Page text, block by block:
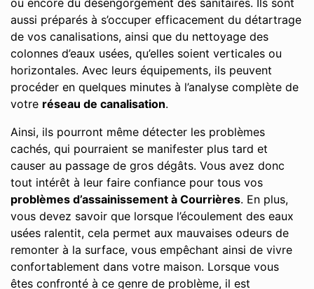
ou encore du désengorgement des sanitaires. Ils sont
aussi préparés à s’occuper efficacement du détartrage
de vos canalisations, ainsi que du nettoyage des
colonnes d’eaux usées, qu’elles soient verticales ou
horizontales. Avec leurs équipements, ils peuvent
procéder en quelques minutes à l’analyse complète de
votre réseau de canalisation.
Ainsi, ils pourront même détecter les problèmes
cachés, qui pourraient se manifester plus tard et
causer au passage de gros dégâts. Vous avez donc
tout intérêt à leur faire confiance pour tous vos
problèmes d’assainissement à Courrières. En plus,
vous devez savoir que lorsque l’écoulement des eaux
usées ralentit, cela permet aux mauvaises odeurs de
remonter à la surface, vous empêchant ainsi de vivre
confortablement dans votre maison. Lorsque vous
êtes confronté à ce genre de problème, il est